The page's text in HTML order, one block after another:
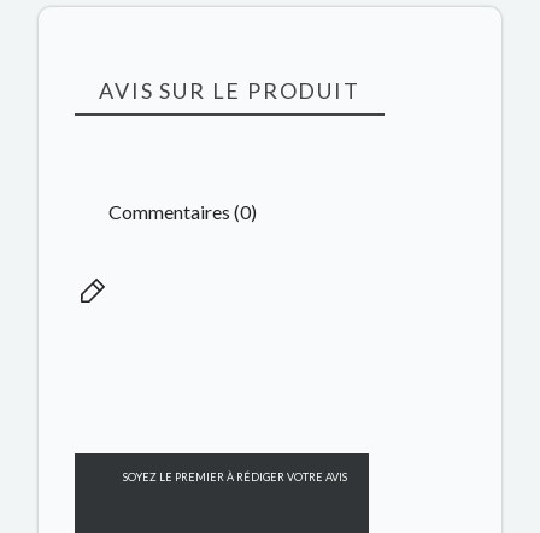
AVIS SUR LE PRODUIT
Commentaires (0)
SOYEZ LE PREMIER À RÉDIGER VOTRE AVIS